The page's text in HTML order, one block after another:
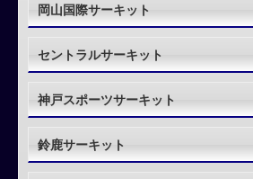
岡山国際サーキット
セントラルサーキット
神戸スポーツサーキット
鈴鹿サーキット